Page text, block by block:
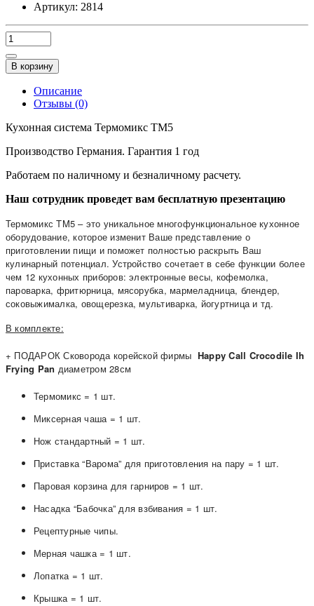
Артикул: 2814
В корзину
Описание
Отзывы (0)
Кухонная система Термомикс ТМ5
Производство Германия. Гарантия 1 год
Работаем по наличному и безналичному расчету.
Наш сотрудник проведет вам бесплатную презентацию
Термомикс TM5 – это уникальное многофункциональное кухонное
оборудование, которое изменит Ваше представление о
приготовлении пищи и поможет полностью раскрыть Ваш
кулинарный потенциал. Устройство сочетает в себе функции более
чем 12 кухонных приборов: электронные весы, кофемолка,
пароварка, фритюрница, мясорубка, мармеладница, блендер,
соковыжималка, овощерезка, мультиварка, йогуртница и тд.
В комплекте:
+ ПОДАРОКСковорода корейской фирмы Happy Call Crocodile Ih
Frying Pan диаметром 28см
Термомикс = 1 шт.
Миксерная чаша = 1 шт.
Нож стандартный = 1 шт.
Приставка “Варома” для приготовления на пару = 1 шт.
Паровая корзина для гарниров = 1 шт.
Насадка “Бабочка” для взбивания = 1 шт.
Рецептурные чипы.
Мерная чашка = 1 шт.
Лопатка = 1 шт.
Крышка = 1 шт.